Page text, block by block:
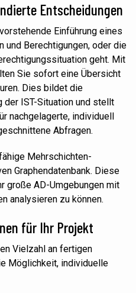
Entscheidungen
Einführung eines
und Berechtigungen, oder die
geht. Mit
Sie sofort eine Übersicht
Dies bildet die
der IST-Situation und stellt
nachgelagerte, individuell
Abfragen.
Mehrschichten-
Graphendatenbank. Diese
große AD-Umgebungen mit
analysieren zu können.
für Ihr Projekt
Vielzahl an fertigen
Möglichkeit, individuelle